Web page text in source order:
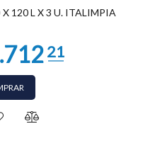
120 L X 3 U. ITALIMPIA